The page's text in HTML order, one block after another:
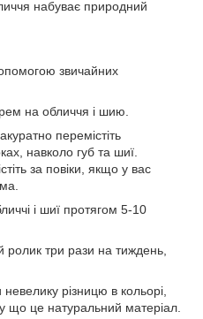
набуває природний
звичайних
на обличчя і шию.
перемістіть
навколо губ та шиї.
за повіки, якщо у вас
і шиї протягом 5-10
три рази на тиждень,
різницю в кольорі,
що це натуральний матеріал.